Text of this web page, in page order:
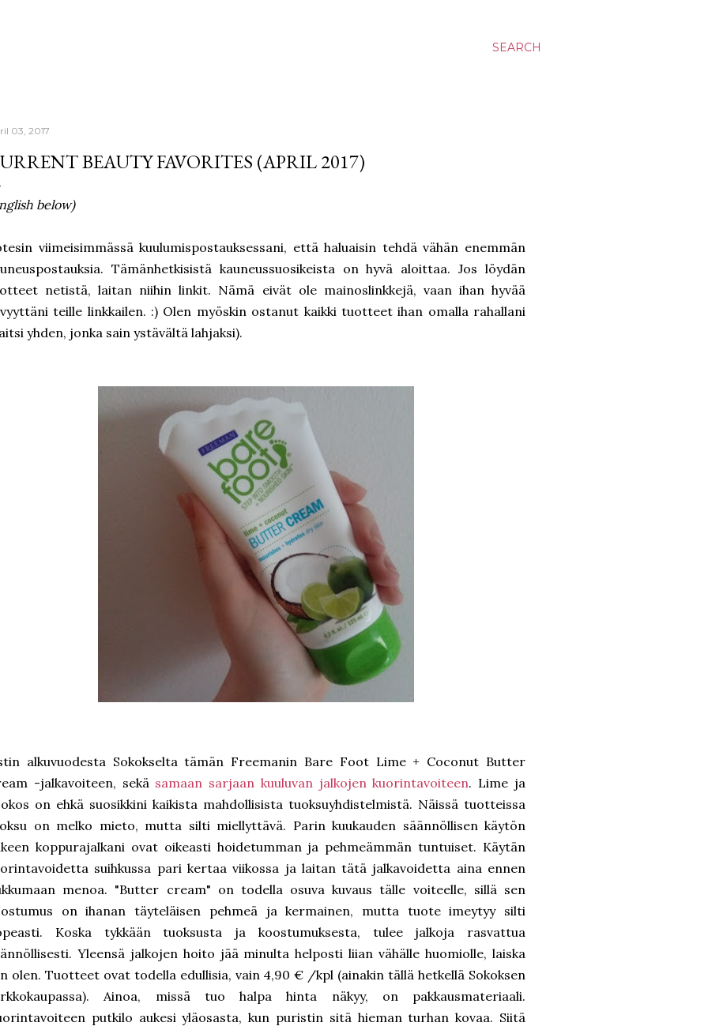
SEARCH
03, 2017
BEAUTY FAVORITES (APRIL 2017)
below)
viimeisimmässä kuulumispostauksessani, että haluaisin tehdä vähän enemmän
Tämänhetkisistä kauneussuosikeista on hyvä aloittaa. Jos löydän
netistä, laitan niihin linkit. Nämä eivät ole mainoslinkkejä, vaan ihan hyvää
teille linkkailen. :) Olen myöskin ostanut kaikki tuotteet ihan omalla rahallani
yhden, jonka sain ystävältä lahjaksi).
alkuvuodesta Sokokselta tämän Freemanin Bare Foot Lime + Coconut Butter
-jalkavoiteen, sekä samaan sarjaan kuuluvan jalkojen kuorintavoiteen. Lime ja
on ehkä suosikkini kaikista mahdollisista tuoksuyhdistelmistä. Näissä tuotteissa
on melko mieto, mutta silti miellyttävä. Parin kuukauden säännöllisen käytön
koppurajalkani ovat oikeasti hoidetumman ja pehmeämmän tuntuiset. Käytän
suihkussa pari kertaa viikossa ja laitan tätä jalkavoidetta aina ennen
menoa. "Butter cream" on todella osuva kuvaus tälle voiteelle, sillä sen
on ihanan täyteläisen pehmeä ja kermainen, mutta tuote imeytyy silti
Koska tykkään tuoksusta ja koostumuksesta, tulee jalkoja rasvattua
Yleensä jalkojen hoito jää minulta helposti liian vähälle huomiolle, laiska
olen. Tuotteet ovat todella edullisia, vain 4,90 € /kpl (ainakin tällä hetkellä Sokoksen
Ainoa, missä tuo halpa hinta näkyy, on pakkausmateriaali.
putkilo aukesi yläosasta, kun puristin sitä hieman turhan kovaa. Siitä